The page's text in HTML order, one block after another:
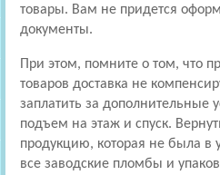
товары. Вам не придется
документы.
При этом, помните о том, что
товаров доставка не
заплатить за дополнительные
подъем на этаж и спуск.
продукцию, которая не была в
все заводские пломбы и